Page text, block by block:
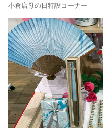
小倉店母の日特設コーナー